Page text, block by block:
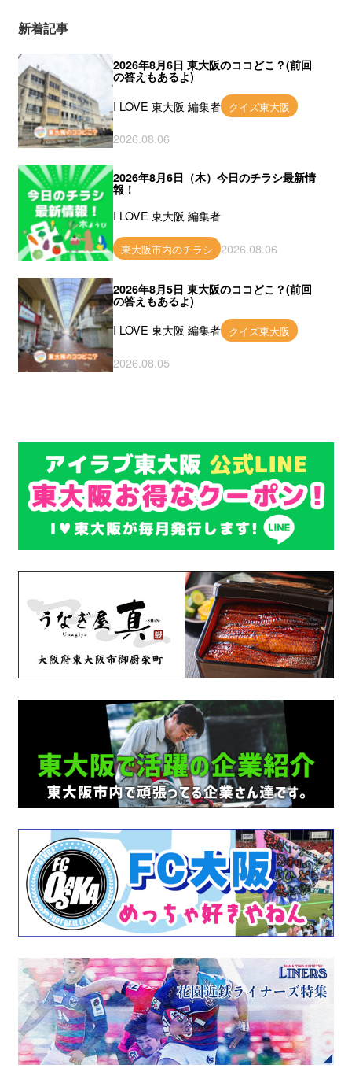
新着記事
2026年8月6日 東大阪のココどこ？(前回
の答えもあるよ)
I LOVE 東大阪 編集者 クイズ東大阪
2026.08.06
2026年8月6日（木）今日のチラシ最新情
報！
I LOVE 東大阪 編集者
東大阪市内のチラシ 2026.08.06
2026年8月5日 東大阪のココどこ？(前回
の答えもあるよ)
I LOVE 東大阪 編集者 クイズ東大阪
2026.08.05